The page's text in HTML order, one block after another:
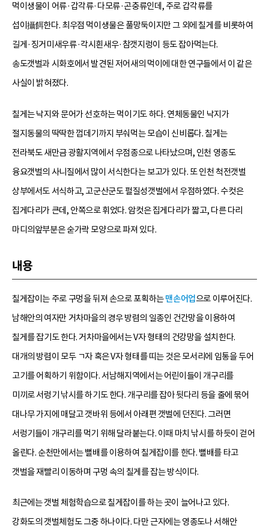
먹이생물이 어류·갑각류·다모류·곤충류인데, 주로 갑각류를
섭이攝餌한다. 최우점 먹이생물은 풀망둑이지만 그 외에 칠게를 비롯하여
길게·징거미새우류·각시흰새우·참갯지렁이 등도 잡아먹는다.
송도갯벌과 시화호에서 발견된 저어새의 먹이에 대한 연구들에서 이 같은
사실이 밝혀졌다.
칠게는 낙지와 문어가 선호하는 먹이기도 하다. 연체동물인 낙지가
절지동물의 딱딱한 껍데기까지 부숴먹는 모습이 신비롭다. 칠게는
전라북도 새만금 광활지역에서 우점종으로 나타났으며, 인천 영종도
융요갯벌의 사니질에서 많이 서식한다는 보고가 있다. 또 인천 척전갯벌
상부에서도 서식하고, 고군산군도 펄질성갯벌에서 우점하였다. 수컷은
집게다리가 큰데, 안쪽으로 휘었다. 암컷은 집게다리가 짧고, 다른 다리
마디의앞부분은 숟가락 모양으로 파져 있다.
내용
칠게잡이는 주로 구멍을 뒤져 손으로 포획하는맨손어업으로 이루어진다.
남해안의 여자만 거차마을의 경우 방렴의 일종인 건간망을 이용하여
칠게를 잡기도 한다. 거차마을에서는 V자 형태의 건강망을 설치한다.
대개의 방렴이 모두 ㄱ자 혹은 V자 형태를 띠는 것은 모서리에 임통을 두어
고기를 어획하기 위함이다. 서남해지역에서는 어린이들이 개구리를
미끼로 서렁기 낚시를 하기도 한다. 개구리를 잡아 뒷다리 등을 줄에 묶어
대나무 가지에 매달고 갯바위 등에서 아래편 갯벌에 던진다. 그러면
서렁기들이 개구리를 먹기 위해 달라붙는다. 이때 마치 낚시를 하듯이 걷어
올린다. 순천만에서는 뻘배를 이용하여 칠게잡이를 한다. 뻘배를 타고
갯벌을 재빨리 이동하며 구멍 속의 칠게를 잡는 방식이다.
최근에는 갯벌 체험학습으로 칠게잡이를 하는 곳이 늘어나고 있다.
강화도의 갯벌체험도 그중 하나이다. 다만 근자에는 영종도나 서해안